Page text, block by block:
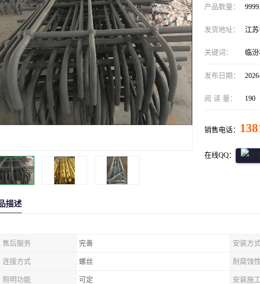
产品数量：
发货地址： 江
关键词： 临
发布日期：
阅 读 量： 190
销售电话：
在线QQ：
描述
售后服务 完善 安装方
连接方式 螺丝 耐腐蚀性
照明功能 可定 安装施工